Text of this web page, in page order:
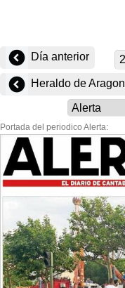
Día anterior
Heraldo de Aragon
Portada del periodico Alerta: